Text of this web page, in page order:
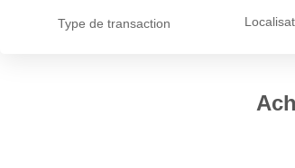
Type de transaction